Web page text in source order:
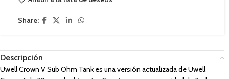
Share:
Descripción
Uwell Crown V Sub Ohm Tank es una versión actualizada de Uwell